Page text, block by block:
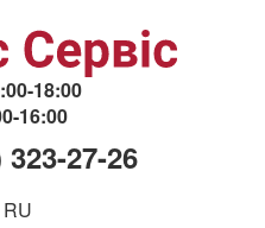
18:00
16:00
27-26
RU